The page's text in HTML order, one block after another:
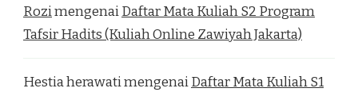
RozimengenaiDaftar Mata Kuliah S2 Program
Tafsir Hadits (Kuliah Online Zawiyah Jakarta)
Hestia herawatimengenaiDaftar Mata Kuliah S1